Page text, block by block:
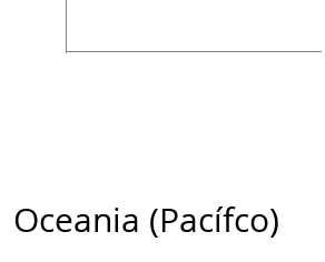
Oceania (Pacífco)